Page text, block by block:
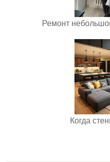
Ремонт
Когда